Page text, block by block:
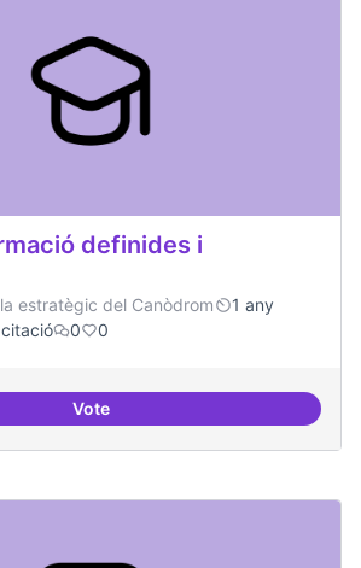
definides i
estratègic del Canòdrom
1 any
0 0
VoteÀrees de formació definides i